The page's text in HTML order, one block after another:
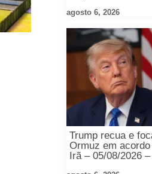
agosto 6, 2026
Trump recua e
Ormuz em
Irã – 05/08/2026